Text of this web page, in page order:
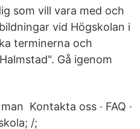
som vill vara med och
vid Högskolan i
terminerna och
Gå igenom
Kontakta oss · FAQ ·
/;